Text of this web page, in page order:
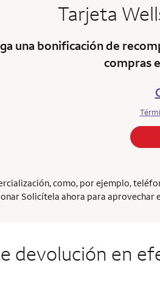
Tarjeta
una bonificación de
compras
como, por ejemplo,
Solicítela ahora para aprovechar
devolución en